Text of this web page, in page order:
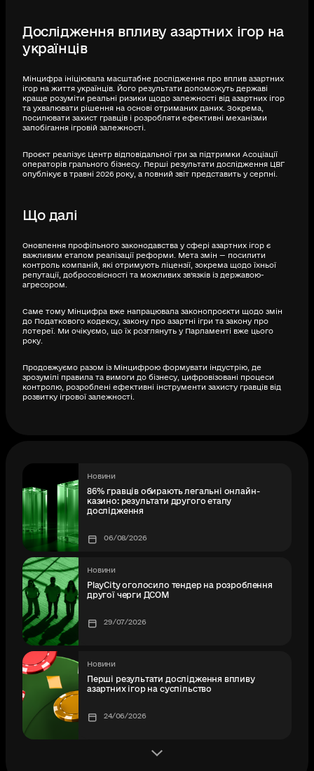
Дослідження впливу азартних ігор на
українців
Мінцифра ініціювала масштабне дослідження про вплив азартних
ігор на життя українців. Його результати допоможуть державі
краще розуміти реальні ризики щодо залежності від азартних ігор
та ухвалювати рішення на основі отриманих даних. Зокрема,
посилювати захист гравців і розробляти ефективні механізми
запобігання ігровій залежності.
Проєкт реалізує Центр відповідальної гри за підтримки Асоціації
операторів грального бізнесу. Перші результати дослідження ЦВГ
опублікує в травні 2026 року, а повний звіт представить у серпні.
Що далі
Оновлення профільного законодавства у сфері азартних ігор є
важливим етапом реалізації реформи. Мета змін — посилити
контроль компаній, які отримують ліцензії, зокрема щодо їхньої
репутації, добросовісності та можливих зв’язків із державою-
агресором.
Саме тому Мінцифра вже напрацювала законопроєкти щодо змін
до Податкового кодексу, закону про азартні ігри та закону про
лотереї. Ми очікуємо, що їх розглянуть у Парламенті вже цього
року.
Продовжуємо разом із Мінцифрою формувати індустрію, де
зрозумілі правила та вимоги до бізнесу, цифровізовані процеси
контролю, розроблені ефективні інструменти захисту гравців від
розвитку ігрової залежності.
Новини
86% гравців обирають легальні онлайн-
казино: результати другого етапу
дослідження
06/08/2026
Новини
PlayCity оголосило тендер на розроблення
другої черги ДСОМ
29/07/2026
Новини
Перші результати дослідження впливу
азартних ігор на суспільство
24/06/2026